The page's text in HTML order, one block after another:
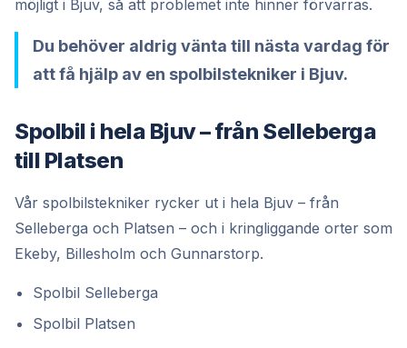
möjligt i Bjuv, så att problemet inte hinner förvärras.
Du behöver aldrig vänta till nästa vardag för
att få hjälp av en spolbilstekniker i Bjuv.
Spolbil i hela Bjuv – från Selleberga
till Platsen
Vår spolbilstekniker rycker ut i hela Bjuv – från
Selleberga och Platsen – och i kringliggande orter som
Ekeby, Billesholm och Gunnarstorp.
Spolbil Selleberga
Spolbil Platsen